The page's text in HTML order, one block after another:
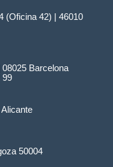
(Oficina 42) | 46010
Barcelona
99
50004